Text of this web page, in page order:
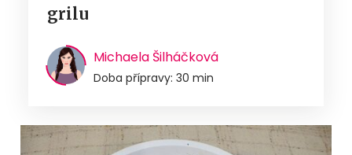
grilu
Michaela Šilháčková
Doba přípravy: 30 min